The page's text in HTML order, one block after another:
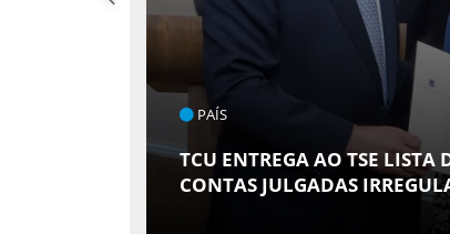
PAÍS
TCU ENTREGA AO TSE LISTA
CONTAS JULGADAS